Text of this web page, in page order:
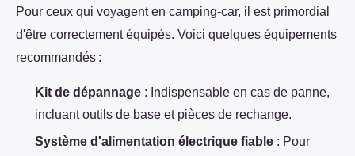
Pour ceux qui voyagent en camping-car, il est primordial
d'être correctement équipés. Voici quelques équipements
recommandés :
Kit de dépannage : Indispensable en cas de panne,
incluant outils de base et pièces de rechange.
Système d'alimentation électrique fiable : Pour